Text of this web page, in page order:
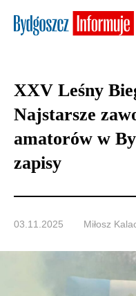
XXV Leśny
Najstarsze
amatorów w
zapisy
03.11.2025 Miłosz